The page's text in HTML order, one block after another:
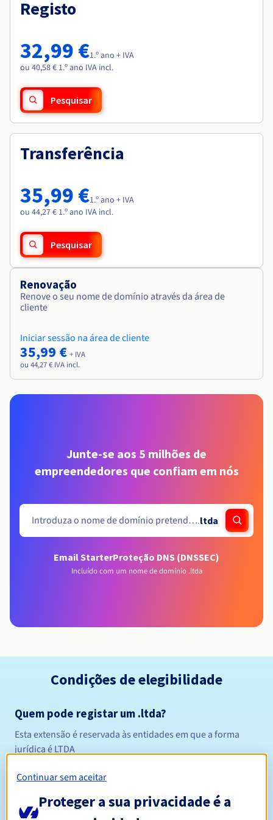
Preços
Roadmap & Changelog
Observabilidade
Roadmap & Changelog
Roadmap & Changelog
Roadmap & Changelog
Roadmap & Changelog
Registo
32,99 €1.º ano + IVA
ou 40,58 € 1.º ano IVA incl.
Pesquisar
Transferência
35,99 €1.º ano + IVA
ou 44,27 € 1.º ano IVA incl.
Pesquisar
Renovação
Renove o seu nome de domínio através da área de
cliente
Iniciar sessão na área de cliente
35,99 € + IVA
ou 44,27 € IVA incl.
Junte-se aos 5 milhões de
empreendedores que confiam em nós
.ltda
Email StarterProteção DNS (DNSSEC)
Incluído com um nome de domínio .ltda
Condições de elegibilidade
Quem pode registar um .ltda?
Esta extensão é reservada às entidades em que a forma
jurídica é LTDA
Período de registo Entre 1 e 10 anos
Continuar sem aceitar
Proteger a sua privacidade é a